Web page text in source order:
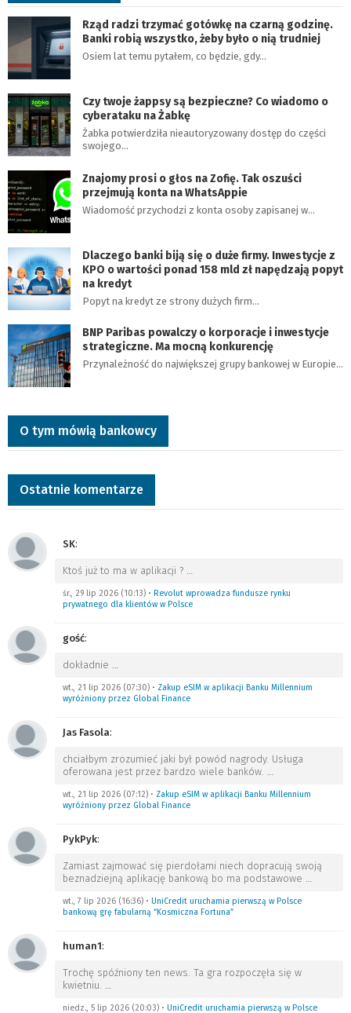
Rząd radzi trzymać gotówkę na czarną godzinę.
Banki robią wszystko, żeby było o nią trudniej
Osiem lat temu pytałem, co będzie, gdy…
Czy twoje żappsy są bezpieczne? Co wiadomo o
cyberataku na Żabkę
Żabka potwierdziła nieautoryzowany dostęp do części
swojego…
Znajomy prosi o głos na Zofię. Tak oszuści
przejmują konta na WhatsAppie
Wiadomość przychodzi z konta osoby zapisanej w…
Dlaczego banki biją się o duże firmy. Inwestycje z
KPO o wartości ponad 158 mld zł napędzają popyt
na kredyt
Popyt na kredyt ze strony dużych firm…
BNP Paribas powalczy o korporacje i inwestycje
strategiczne. Ma mocną konkurencję
Przynależność do największej grupy bankowej w Europie…
O tym mówią bankowcy
Ostatnie komentarze
SK:
Ktoś już to ma w aplikacji ? …
śr., 29 lip 2026 (10:13) • Revolut wprowadza fundusze rynku
prywatnego dla klientów w Polsce
gość:
dokładnie …
wt., 21 lip 2026 (07:30) • Zakup eSIM w aplikacji Banku Millennium
wyróżniony przez Global Finance
Jas Fasola:
chciałbym zrozumieć jaki był powód nagrody. Usługa
oferowana jest przez bardzo wiele banków. …
wt., 21 lip 2026 (07:12) • Zakup eSIM w aplikacji Banku Millennium
wyróżniony przez Global Finance
PykPyk:
Zamiast zajmować się pierdołami niech dopracują swoją
beznadziejną aplikację bankową bo ma podstawowe …
wt., 7 lip 2026 (16:36) • UniCredit uruchamia pierwszą w Polsce
bankową grę fabularną “Kosmiczna Fortuna”
human1:
Trochę spóźniony ten news. Ta gra rozpoczęła się w
kwietniu. …
niedz., 5 lip 2026 (20:03) • UniCredit uruchamia pierwszą w Polsce